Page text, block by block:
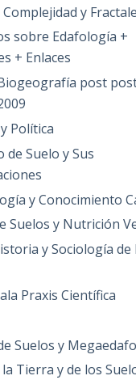
y
sobre Edafología +
+ Enlaces
post
Política
de Suelo y Sus
y Conocimiento
Suelos y Nutrición
y Sociología de
Praxis Científica
Suelos y
Tierra y de los